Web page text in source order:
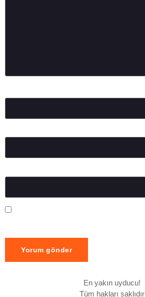
En yakın uyducu!
Tüm hakları saklıdır